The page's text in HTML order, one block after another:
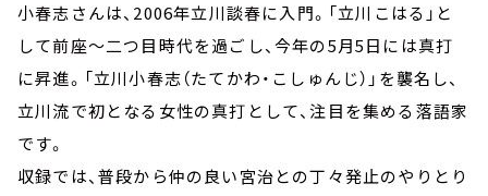
小春志さんは、2006年立川談春に入門。「立川こはる」と
して前座～二つ目時代を過ごし、今年の5月5日には真打
に昇進。「立川小春志（たてかわ・こしゅんじ）」を襲名し、
立川流で初となる女性の真打として、注目を集める落語家
です。
収録では、普段から仲の良い宮治との丁々発止のやりとり